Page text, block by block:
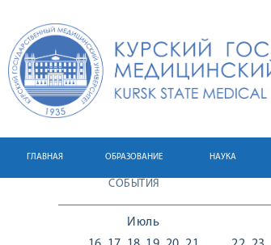
ГЛАВНАЯ ОБРАЗОВАНИЕ НАУКА
СОБЫТИЯ
Июль